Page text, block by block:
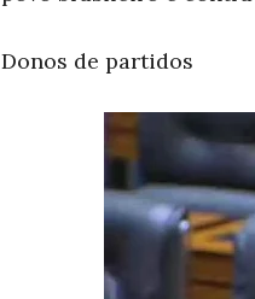
Donos de partidos